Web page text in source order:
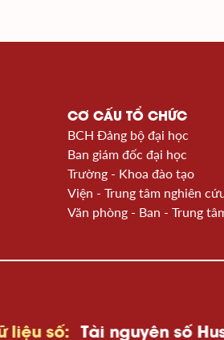
CƠ CẤU TỔ CHỨC
BCH Đảng bộ đại học
Ban giám đốc đại học
Trường - Khoa đào tạo
Viện - Trung tâm nghiên
Văn phòng - Ban - Trung
Tài nguyên số Hust Cổng